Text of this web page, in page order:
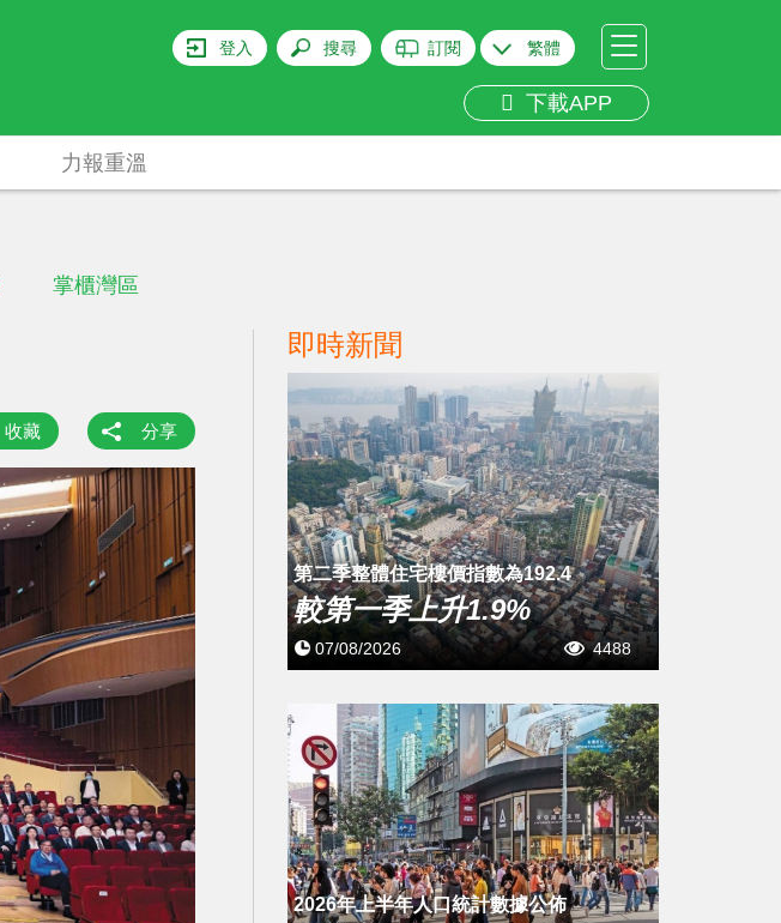
登入 搜尋 訂閱 繁體
下載APP
掌櫃灣區
力報重溫
收藏 分享
即時新聞
第二季整體住宅樓價指數為192.4
較第一季上升1.9%
07/08/2026 4488
2026年上半年人口統計數據公佈